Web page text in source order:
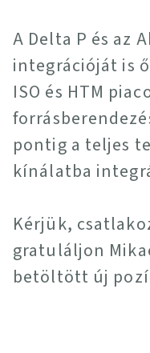
A Delta P és az
integrációját is
ISO és HTM
pontig a teljes
kínálatba
Kérjük,
gratuláljon
betöltött új